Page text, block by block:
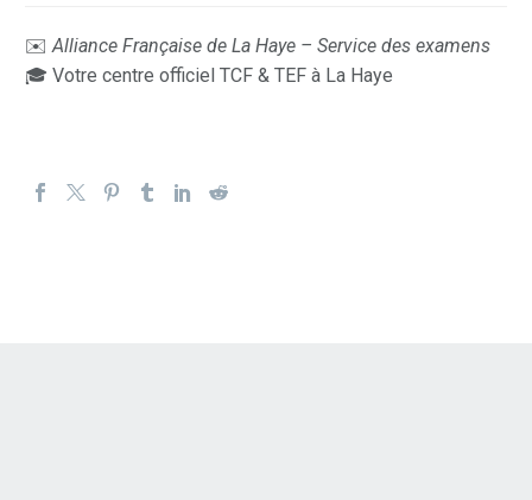
✉️Alliance Française de La Haye – Service des examens
🎓 Votre centre officiel TCF & TEF à La Haye